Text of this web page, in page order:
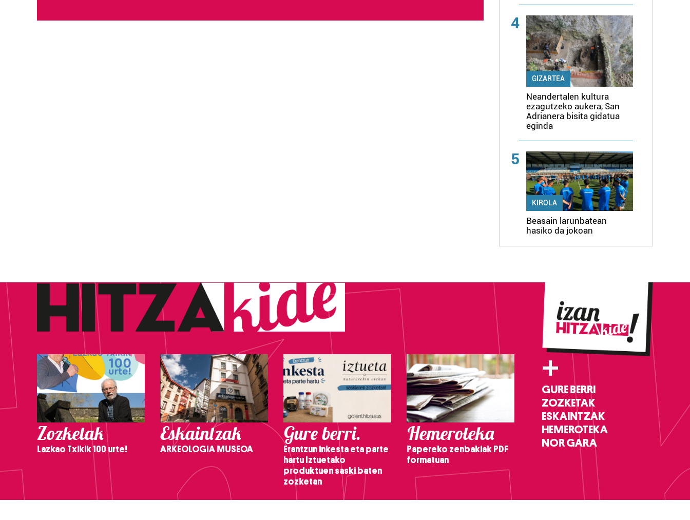
4
GIZARTEA
Neandertalen kultura
ezagutzeko aukera, San
Adrianera bisita gidatua
eginda
5
KIROLA
Beasain larunbatean
hasiko da jokoan
Zozketak
Lazkao Txikik 100 urte!
Eskaintzak
ARKEOLOGIA MUSEOA
Gure berri.
Erantzun inkesta eta parte
hartu Iztuetako
produktuen saski baten
zozketan
Hemeroteka
Papereko zenbakiak PDF
formatuan
+
GURE BERRI
ZOZKETAK
ESKAINTZAK
HEMEROTEKA
NOR GARA